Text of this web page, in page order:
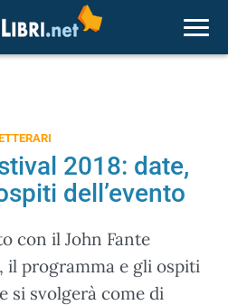
2018: date,
dell’evento
con il John Fante
il programma e gli ospiti
si svolgerà come di